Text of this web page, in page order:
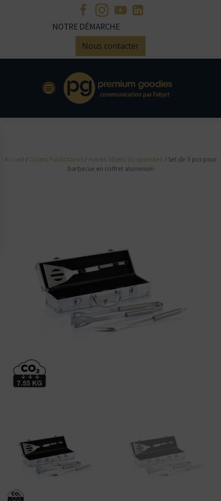
NOTRE DÉMARCHE
Nous contacter
Accueil / Objets Publicitaires/Autres objets du quotidien / Set de 3 pcs pour
barbecue en coffret aluminium